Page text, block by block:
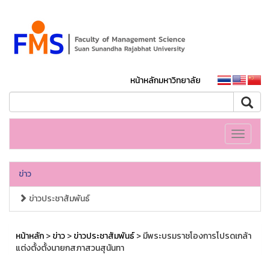
หน้าหลักมหาวิทยาลัย
Toggle
ข่าว
ข่าวประชาสัมพันธ์
หน้าหลัก>ข่าว>ข่าวประชาสัมพันธ์> มีพระบรมราชโองการโปรดเกล้า
แต่งตั้งตั้งนายกสภาสวนสุนันทา